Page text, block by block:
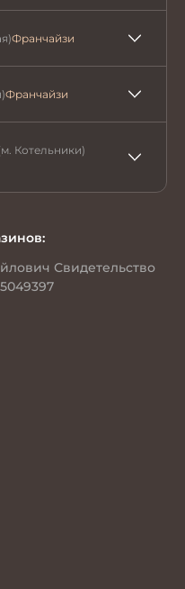
Свидетельство
Франчайзи
Франчайзи
Котельники)